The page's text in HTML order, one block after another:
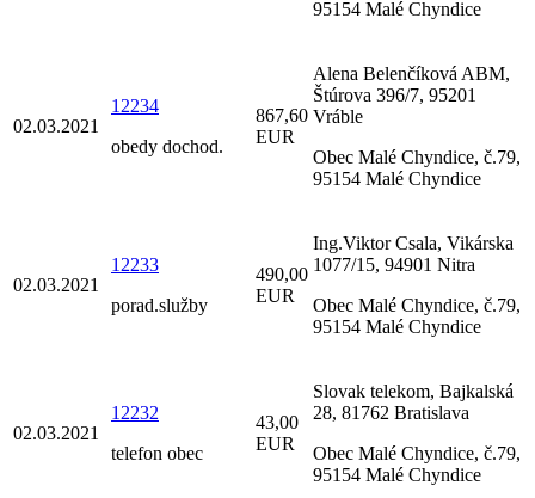
95154 Malé Chyndice
02.03.2021
12234
obedy dochod.
867,60
EUR
Alena Belenčíková ABM,
Štúrova 396/7, 95201
Vráble
Obec Malé Chyndice, č.79,
95154 Malé Chyndice
02.03.2021
12233
porad.služby
490,00
EUR
Ing.Viktor Csala, Vikárska
1077/15, 94901 Nitra
Obec Malé Chyndice, č.79,
95154 Malé Chyndice
02.03.2021
12232
telefon obec
43,00
EUR
Slovak telekom, Bajkalská
28, 81762 Bratislava
Obec Malé Chyndice, č.79,
95154 Malé Chyndice